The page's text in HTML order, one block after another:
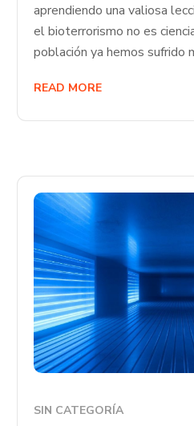
aprendiendo una valiosa
el bioterrorismo no es
población ya hemos sufrido
READ MORE
SIN CATEGORÍA